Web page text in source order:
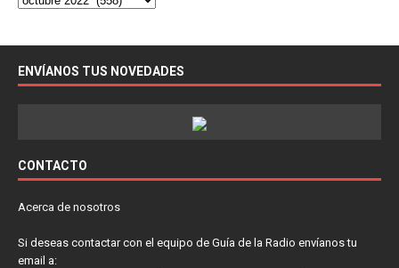
ENVÍANOS TUS NOVEDADES
CONTACTO
Acerca de nosotros
Si deseas contactar con el equipo de Guía de la Radio envíanos tu
email a: